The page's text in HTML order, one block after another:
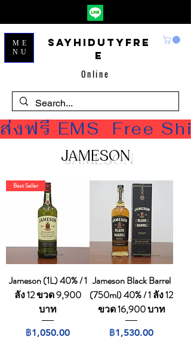
Sayhidutyfre
e
Online
ME
NU
ส่งฟรี EMS  Free
JAMESON
Best Seller
Jameson (1L) 40% / 1
ลัง 12 ขวด 9,900
บาท
ราคา
฿1,050.00
Jameson Black Barrel
(750ml) 40% / 1 ลัง 12
ขวด 16,900 บาท
ราคา
฿1,530.00